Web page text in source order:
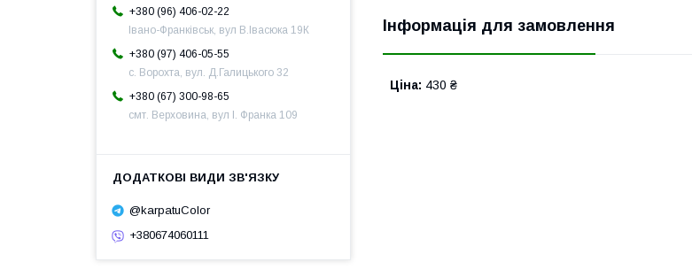
Інформація для замовлення
Ціна: 430 ₴
+380 (96) 406-02-22
Івано-Франківськ, вул В.Івасюка 19К
+380 (97) 406-05-55
с. Ворохта, вул. Д.Галицького 32
+380 (67) 300-98-65
смт. Верховина, вул І. Франка 109
@karpatuColor
+380674060111